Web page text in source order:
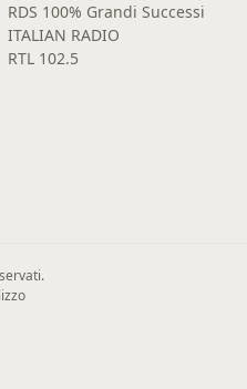
RDS 100% Grandi Successi
ITALIAN RADIO
RTL 102.5